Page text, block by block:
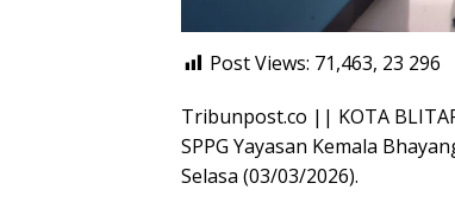
Post Views: 71,463, 23 296
Tribunpost.co || KOTA
SPPG Yayasan Kemala
Selasa (03/03/2026).